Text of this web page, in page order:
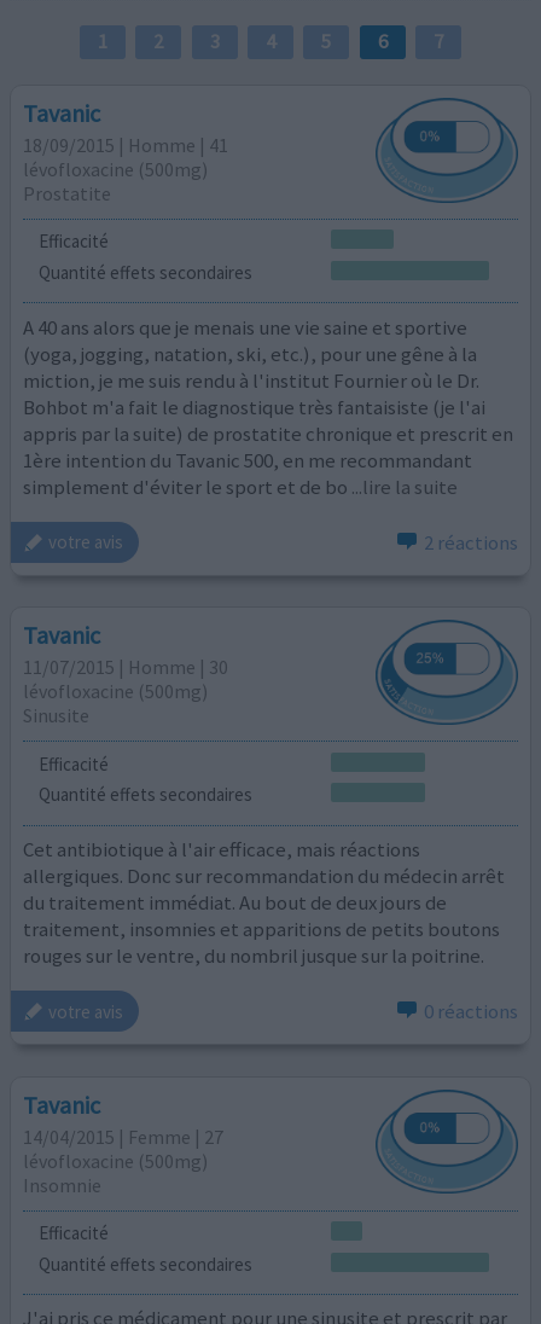
1 2 3 4 5 6 7
Tavanic
18/09/2015 | Homme | 41
lévofloxacine (500mg)
Prostatite
Efficacité
Quantité effets secondaires
A 40 ans alors que je menais une vie saine et sportive
(yoga, jogging, natation, ski, etc.), pour une gêne à la
miction, je me suis rendu à l'institut Fournier où le Dr.
Bohbot m'a fait le diagnostique très fantaisiste (je l'ai
appris par la suite) de prostatite chronique et prescrit en
1ère intention du Tavanic 500, en me recommandant
simplement d'éviter le sport et de bo ...lire la suite
votre avis 2 réactions
Tavanic
11/07/2015 | Homme | 30
lévofloxacine (500mg)
Sinusite
Efficacité
Quantité effets secondaires
Cet antibiotique à l'air efficace, mais réactions
allergiques. Donc sur recommandation du médecin arrêt
du traitement immédiat. Au bout de deux jours de
traitement, insomnies et apparitions de petits boutons
rouges sur le ventre, du nombril jusque sur la poitrine.
votre avis 0 réactions
Tavanic
14/04/2015 | Femme | 27
lévofloxacine (500mg)
Insomnie
Efficacité
Quantité effets secondaires
J'ai pris ce médicament pour une sinusite et prescrit par